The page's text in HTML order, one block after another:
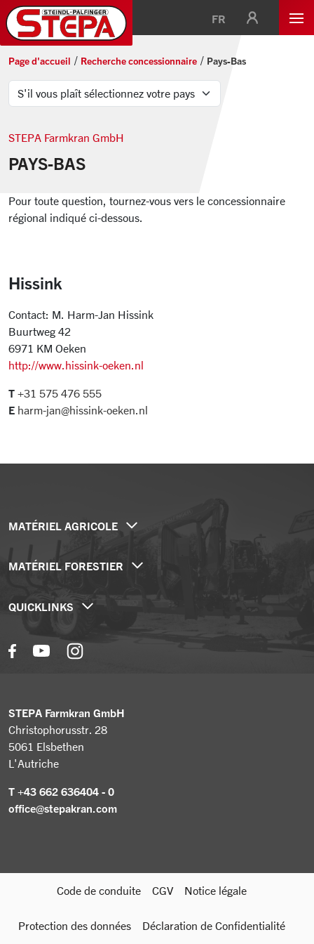
FR
Page d'accueil Recherche concessionnaire Pays-Bas
STEPA Farmkran GmbH
PAYS-BAS
Pour toute question, tournez-vous vers le concessionnaire
régional indiqué ci-dessous.
Hissink
Contact: M. Harm-Jan Hissink
Buurtweg 42
6971 KM Oeken
http://www.hissink-oeken.nl
T +31 575 476 555
E harm-jan@hissink-oeken.nl
MATÉRIEL AGRICOLE
Grues à bras télé-articulé
Solutions spéciales
MATÉRIEL FORESTIER
Grues forestières
Grue forestière avec treuil à transmission
QUICKLINKS
Actualités
STEPA Farmkran GmbH
Christophorusstr. 28
5061 Elsbethen
L'Autriche
T +43 662 636404 - 0
office@stepakran.com
Code de conduite CGV Notice légale
Protection des données Déclaration de Confidentialité